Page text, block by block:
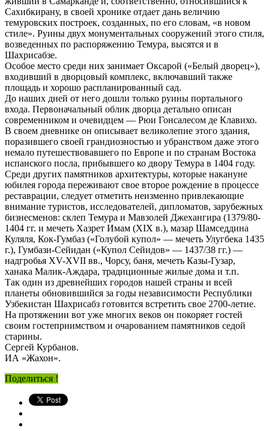
Сахибкирану, в своей хронике отдает дань величию
темуровских построек, созданных, по его словам, «в новом
стиле». Руины двух монументальных сооружений этого стиля,
возведенных по распоряжению Темура, высятся и в
Шахрисабзе.
Особое место среди них занимает Оксарой («Белый дворец»),
входивший в дворцовый комплекс, включавший также
площадь и хорошо распланированный сад.
До наших дней от него дошли только руины портального
входа. Первоначальный облик дворца детально описан
современником и очевидцем — Рюи Гонсалесом де Клавихо.
В своем дневнике он описывает великолепие этого здания,
поразившего своей грандиозностью и убранством даже этого
немало путешествовавшего по Европе и по странам Востока
испанского посла, прибывшего ко двору Темура в 1404 году.
Среди других памятников архитектуры, которые накануне
юбилея города переживают свое второе рождение в процессе
реставрации, следует отметить неизменно привлекающие
внимание туристов, исследователей, дипломатов, зарубежных
бизнесменов: склеп Темура и Мавзолей Джехангира (1379/80-
1404 гг. и мечеть Хазрет Имам (XIX в.), мазар Шамседдина
Куляля, Кок-Гумбаз («Голубой купол» — мечеть Улугбека 1435
г.), Гумбази-Сейидан («Купол Сейидов» — 1437/38 гг.) —
надгробья XV-XVII вв., Чорсу, баня, мечеть Казы-Гузар,
ханака Малик-Аждара, традиционные жилые дома и т.п.
Так один из древнейших городов нашей страны и всей
планеты обновившийся за годы независимости Республики
Узбекистан Шахрисабз готовится встретить свое 2700-летие.
На протяжении вот уже многих веков он покоряет гостей
своим гостеприимством и очарованием памятников седой
старины.
Сергей Курбанов.
ИА «Жахон».
Поделиться !